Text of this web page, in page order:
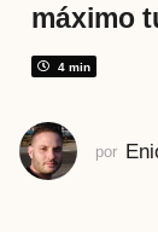
á
s
a
ñ
o
máximo
4 min
por